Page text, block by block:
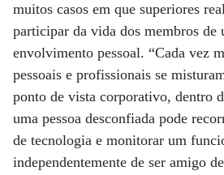
muitos casos em que superiores
participar da vida dos membros de
envolvimento pessoal. “Cada vez
pessoais e profissionais se
ponto de vista corporativo, dentro
uma pessoa desconfiada pode
de tecnologia e monitorar um
independentemente de ser amigo